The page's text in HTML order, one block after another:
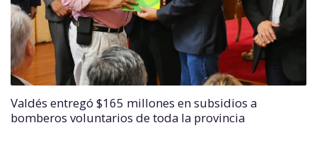
Valdés entregó $165 millones en subsidios a
bomberos voluntarios de toda la provincia